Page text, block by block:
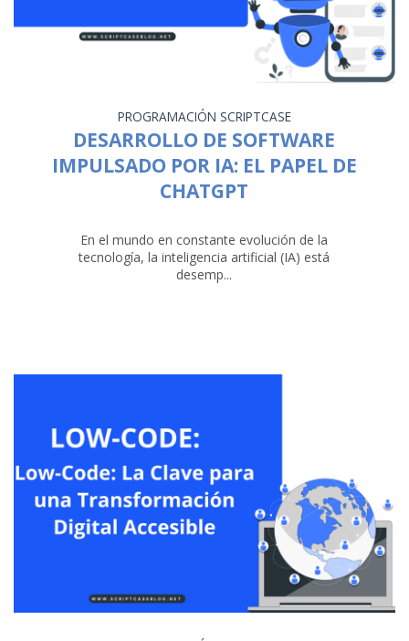
PROGRAMACIÓN SCRIPTCASE
DESARROLLO DE SOFTWARE
IMPULSADO POR IA: EL PAPEL DE
CHATGPT
En el mundo en constante evolución de la
tecnología, la inteligencia artificial (IA) está
desemp...